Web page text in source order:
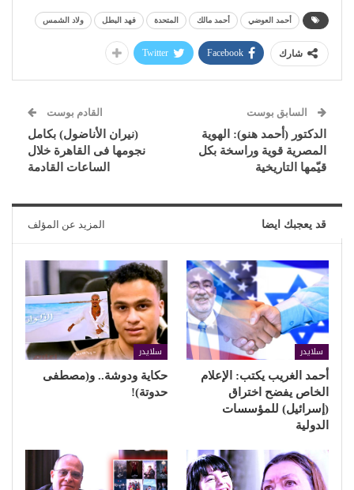
أحمد العوضي أحمد مالك المتحدة فهد البطل ولاد الشمس
شارك Facebook
Twitter
السابق بوست
الدكتور (أحمد هنو): الهوية
المصرية قوية وراسخة بكل
قيّمها التاريخية
القادم بوست
(نيران الأناضول) بكامل
نجومها فى القاهرة خلال
الساعات القادمة
قد يعجبك ايضا المزيد عن المؤلف
سلايدر
أحمد الغريب يكتب: الإعلام
الخاص يفضح اختراق
(إسرائيل) للمؤسسات
الدولية
سلايدر
حكاية ودوشة.. و(مصطفى
حدوتة)!